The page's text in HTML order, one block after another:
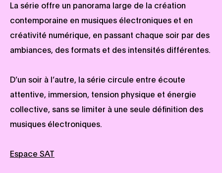
La série offre un panorama large de la création
contemporaine en musiques électroniques et en
créativité numérique, en passant chaque soir par des
ambiances, des formats et des intensités différentes.
D’un soir à l’autre, la série circule entre écoute
attentive, immersion, tension physique et énergie
collective, sans se limiter à une seule définition des
musiques électroniques.
Espace SAT